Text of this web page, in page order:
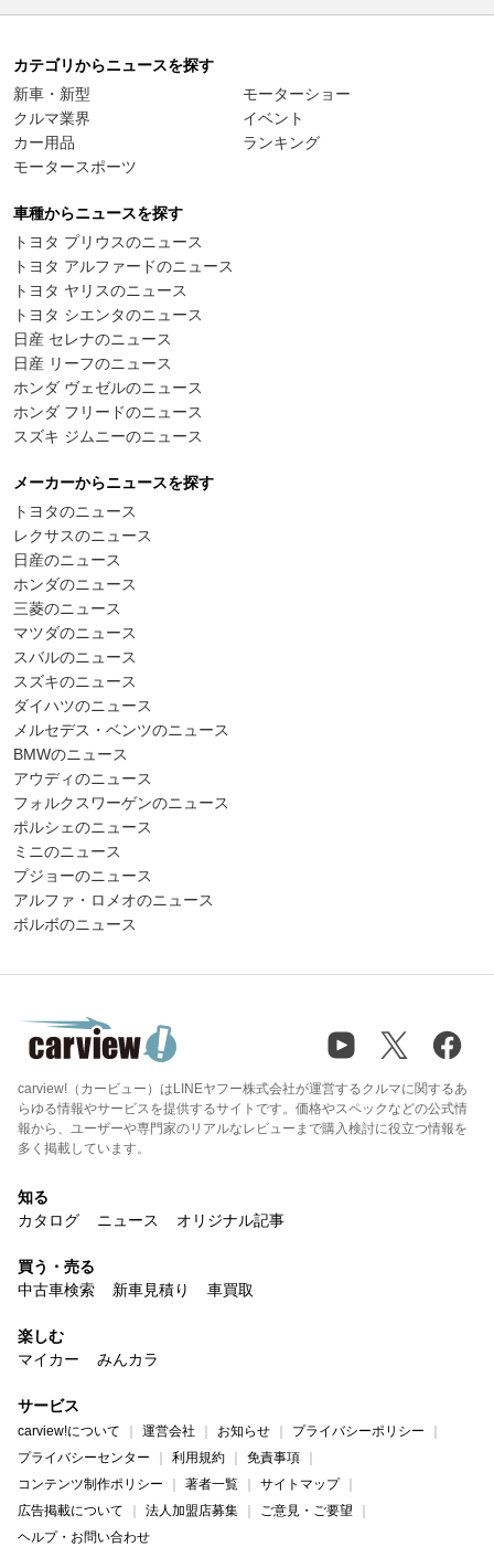
カテゴリからニュースを探す
新車・新型
クルマ業界
カー用品
モータースポーツ
モーターショー
イベント
ランキング
車種からニュースを探す
トヨタ プリウスのニュース
トヨタ アルファードのニュース
トヨタ ヤリスのニュース
トヨタ シエンタのニュース
日産 セレナのニュース
日産 リーフのニュース
ホンダ ヴェゼルのニュース
ホンダ フリードのニュース
スズキ ジムニーのニュース
メーカーからニュースを探す
トヨタのニュース
レクサスのニュース
日産のニュース
ホンダのニュース
三菱のニュース
マツダのニュース
スバルのニュース
スズキのニュース
ダイハツのニュース
メルセデス・ベンツのニュース
BMWのニュース
アウディのニュース
フォルクスワーゲンのニュース
ポルシェのニュース
ミニのニュース
プジョーのニュース
アルファ・ロメオのニュース
ボルボのニュース
carview!（カービュー）はLINEヤフー株式会社が運営するクルマに関するあ
らゆる情報やサービスを提供するサイトです。価格やスペックなどの公式情
報から、ユーザーや専門家のリアルなレビューまで購入検討に役立つ情報を
多く掲載しています。
知る
カタログ
ニュース オリジナル記事
買う・売る
中古車検索
新車見積り 車買取
楽しむ
マイカー
みんカラ
サービス
carview!について 運営会社 お知らせ
プライバシーポリシー
プライバシーセンター
利用規約
免責事項
コンテンツ制作ポリシー
著者一覧
サイトマップ
広告掲載について
法人加盟店募集
ご意見・ご要望
ヘルプ・お問い合わせ